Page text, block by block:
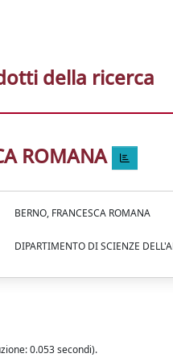
della ricerca
ROMANA
BERNO, FRANCESCA ROMANA
DIPARTIMENTO DI SCIENZE
0.053 secondi).